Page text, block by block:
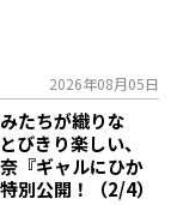
2026年08月05日
たちが織りな
びきり楽しい、
『ギャルにひか
別公開！（2/4）